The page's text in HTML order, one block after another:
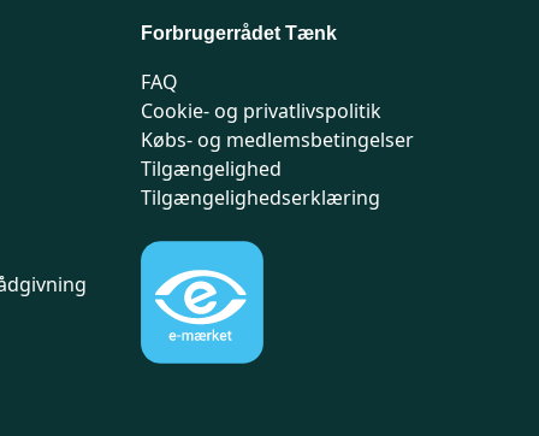
Forbrugerrådet Tænk
FAQ
Cookie- og privatlivspolitik
Købs- og medlemsbetingelser
Tilgængelighed
Tilgængelighedserklæring